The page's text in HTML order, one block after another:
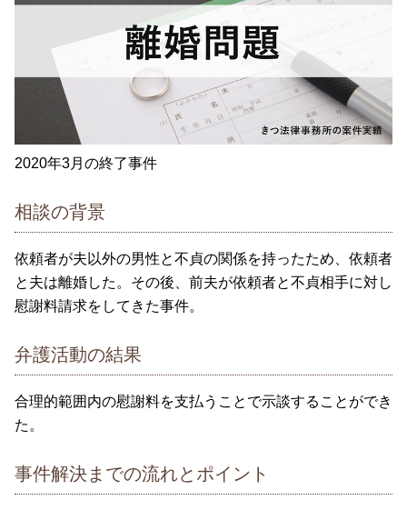
2020年3月の終了事件
相談の背景
依頼者が夫以外の男性と不貞の関係を持ったため、依頼者
と夫は離婚した。その後、前夫が依頼者と不貞相手に対し
慰謝料請求をしてきた事件。
弁護活動の結果
合理的範囲内の慰謝料を支払うことで示談することができ
た。
事件解決までの流れとポイント